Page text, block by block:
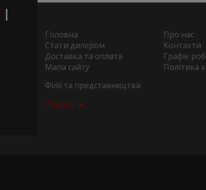
Головна
Про нас
Стати дилером
Контакти
Доставка та оплата
Графік
Мапа сайту
Політика
Філії та представництва
Города